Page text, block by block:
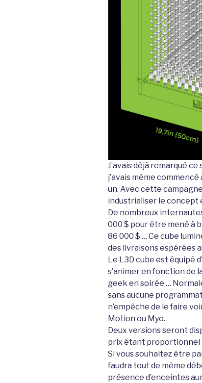
J’avais déjà remarqué
j’avais même
un. Avec cette
industrialiser le concept
De nombreux
000 $ pour être mené à
86 000 $ … Ce cube
des livraisons espérées
Le L3D cube est équipé
s’animer en fonction de
geek en soirée …
sans aucune
n’empêche de le faire
Motion ou Myo.
Deux versions seront
prix étant proportionnel
Si vous souhaitez être
faudra tout de même
présence d’enceintes